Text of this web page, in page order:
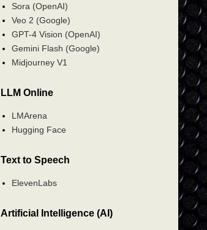
Sora (OpenAI)
Veo 2 (Google)
GPT-4 Vision (OpenAI)
Gemini Flash (Google)
Midjourney V1
LLM Online
LMArena
Hugging Face
Text to Speech
ElevenLabs
Artificial Intelligence (AI)